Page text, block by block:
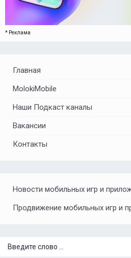
* Реклама
Главная
MolokiMobile
Наши Подкаст каналы
Вакансии
Контакты
Новости мобильных игр и
Продвижение мобильных игр и